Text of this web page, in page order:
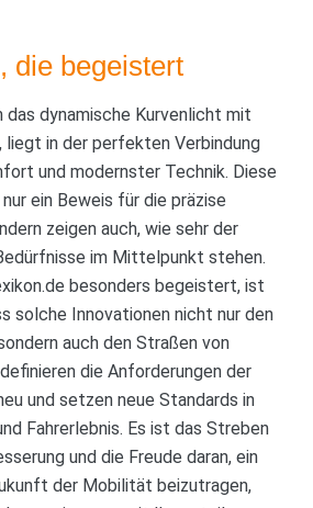
die begeistert
das dynamische Kurvenlicht mit
liegt in der perfekten Verbindung
und modernster Technik. Diese
ein Beweis für die präzise
zeigen auch, wie sehr der
im Mittelpunkt stehen.
besonders begeistert, ist
solche Innovationen nicht nur den
auch den Straßen von
die Anforderungen der
und setzen neue Standards in
Fahrerlebnis. Es ist das Streben
und die Freude daran, ein
der Mobilität beizutragen,